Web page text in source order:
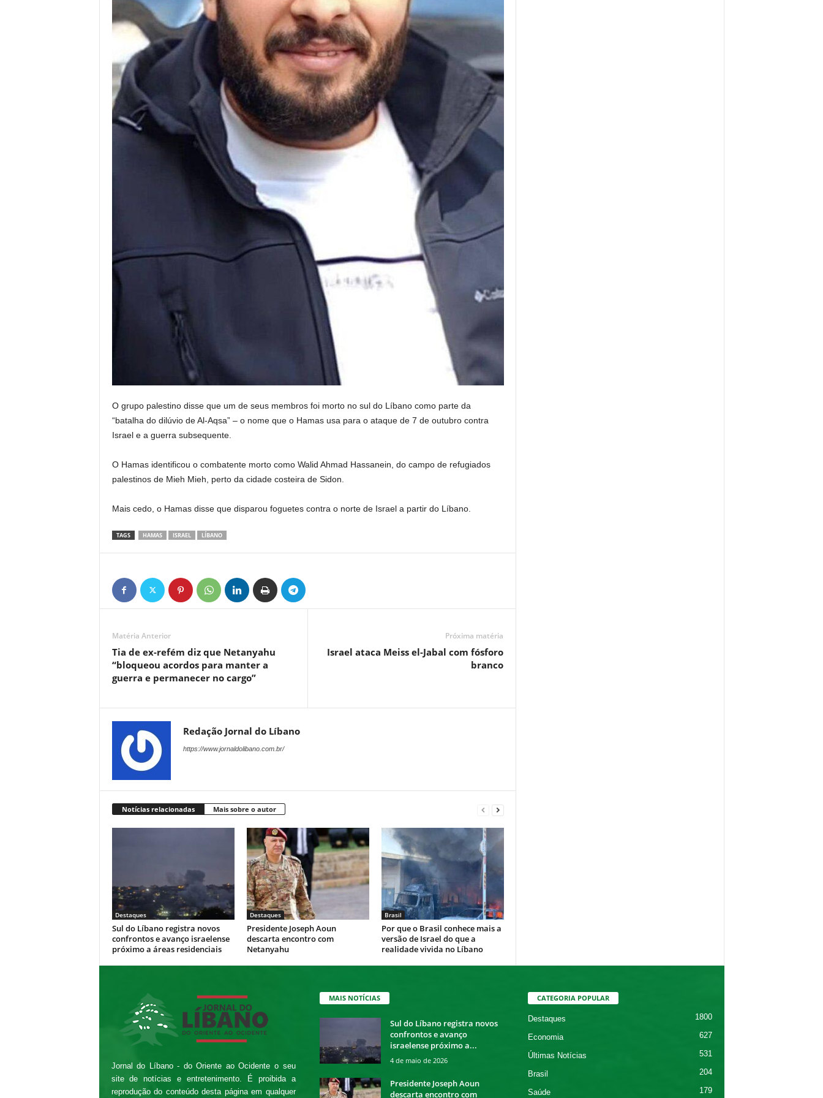
O grupo palestino disse que um de seus membros foi morto no sul do Líbano como parte da
“batalha do dilúvio de Al-Aqsa” – o nome que o Hamas usa para o ataque de 7 de outubro contra
Israel e a guerra subsequente.
O Hamas identificou o combatente morto como Walid Ahmad Hassanein, do campo de refugiados
palestinos de Mieh Mieh, perto da cidade costeira de Sidon.
Mais cedo, o Hamas disse que disparou foguetes contra o norte de Israel a partir do Líbano.
TAGS HAMAS ISRAEL LÍBANO
Matéria Anterior
Tia de ex-refém diz que Netanyahu
“bloqueou acordos para manter a
guerra e permanecer no cargo”
Próxima matéria
Israel ataca Meiss el-Jabal com fósforo
branco
Redação Jornal do Líbano
https://www.jornaldolibano.com.br/
Notícias relacionadas Mais sobre o autor
Destaques
Sul do Líbano registra novos
confrontos e avanço israelense
próximo a áreas residenciais
Destaques
Presidente Joseph Aoun
descarta encontro com
Netanyahu
Brasil
Por que o Brasil conhece mais a
versão de Israel do que a
realidade vivida no Líbano
Jornal do Líbano - do Oriente ao Ocidente o seu
site de notícias e entretenimento. É proibida a
reprodução do conteúdo desta página em qualquer
MAIS NOTÍCIAS
Sul do Líbano registra novos
confrontos e avanço
israelense próximo a...
4 de maio de 2026
Presidente Joseph Aoun
descarta encontro com
CATEGORIA POPULAR
Destaques 1800
Economia 627
Últimas Notícias 531
Brasil 204
Saúde 179